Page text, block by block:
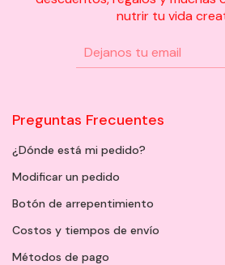
nutrir tu vida
Preguntas Frecuentes
¿Dónde está mi pedido?
Modificar un pedido
Botón de arrepentimiento
Costos y tiempos de envío
Métodos de pago